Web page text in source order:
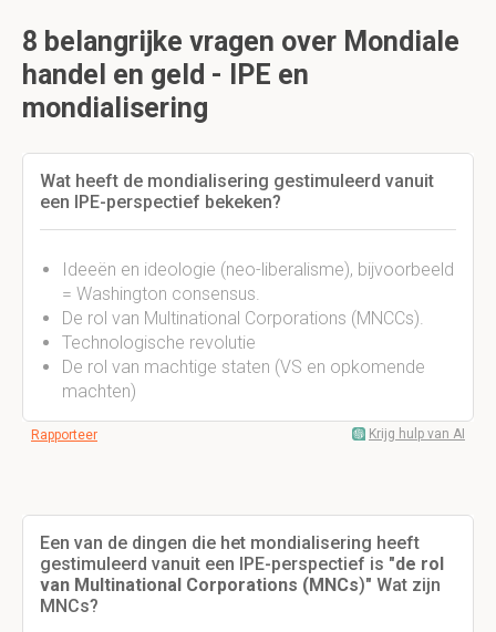
8 belangrijke vragen over Mondiale
handel en geld - IPE en
mondialisering
Wat heeft de mondialisering gestimuleerd vanuit
een IPE-perspectief bekeken?
Ideeën en ideologie (neo-liberalisme), bijvoorbeeld
= Washington consensus.
De rol van Multinational Corporations (MNCCs).
Technologische revolutie
De rol van machtige staten (VS en opkomende
machten)
Rapporteer Krijg hulp van AI
Een van de dingen die het mondialisering heeft
gestimuleerd vanuit een IPE-perspectief is "de rol
van Multinational Corporations (MNCs)" Wat zijn
MNCs?